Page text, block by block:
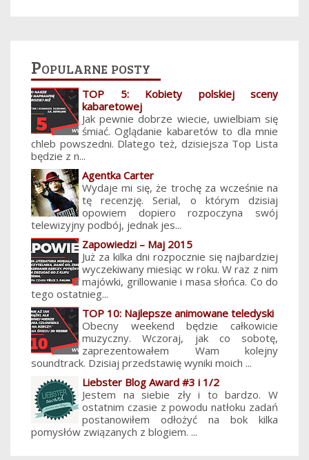
Popularne posty
TOP 5: Kobiety polskiej sceny
kabaretowej
Jak pewnie dobrze wiecie, uwielbiam się
śmiać. Oglądanie kabaretów to dla mnie
chleb powszedni. Dlatego też, dzisiejsza Top Lista
będzie z n...
Agentka Carter
Wydaje mi się, że trochę za wcześnie na
tę recenzję. Serial, o którym dzisiaj
opowiem dopiero rozpoczyna swój
telewizyjny podbój, jednak jes...
Zapowiedzi – Maj 2015
Już za kilka dni rozpocznie się najbardziej
wyczekiwany miesiąc w roku. W raz z nim
majówki, grillowanie i masa słońca. Co do
tego ostatnieg...
TOP 10: Najlepsze animowane teledyski
Obecny weekend będzie całkowicie
muzyczny. Wczoraj, jak co sobotę,
zaprezentowałem Wam kolejny
soundtrack. Dzisiaj przedstawię wyniki moich ...
Liebster Blog Award #3 i 1/2
Jestem na siebie zły i to bardzo. W
ostatnim czasie z powodu natłoku zadań
postanowiłem odłożyć na bok kilka
pomysłów związanych z blogiem. ...